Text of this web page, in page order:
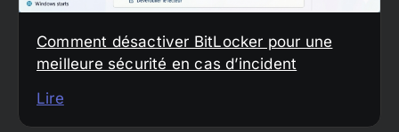
Comment désactiver BitLocker pour une
meilleure sécurité en cas d’incident
Lire